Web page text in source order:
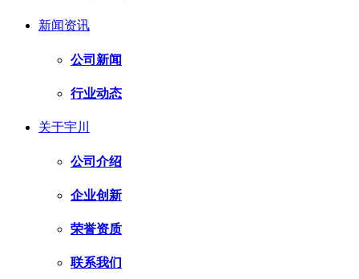
新闻资讯
公司新闻
行业动态
关于宇川
公司介绍
企业创新
荣誉资质
联系我们